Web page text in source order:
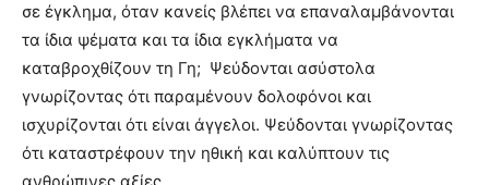
σε έγκλημα, όταν κανείς βλέπει να επαναλαμβάνονται
τα ίδια ψέματα και τα ίδια εγκλήματα να
καταβροχθίζουν τη Γη; Ψεύδονται ασύστολα
γνωρίζοντας ότι παραμένουν δολοφόνοι και
ισχυρίζονται ότι είναι άγγελοι. Ψεύδονται γνωρίζοντας
ότι καταστρέφουν την ηθική και καλύπτουν τις